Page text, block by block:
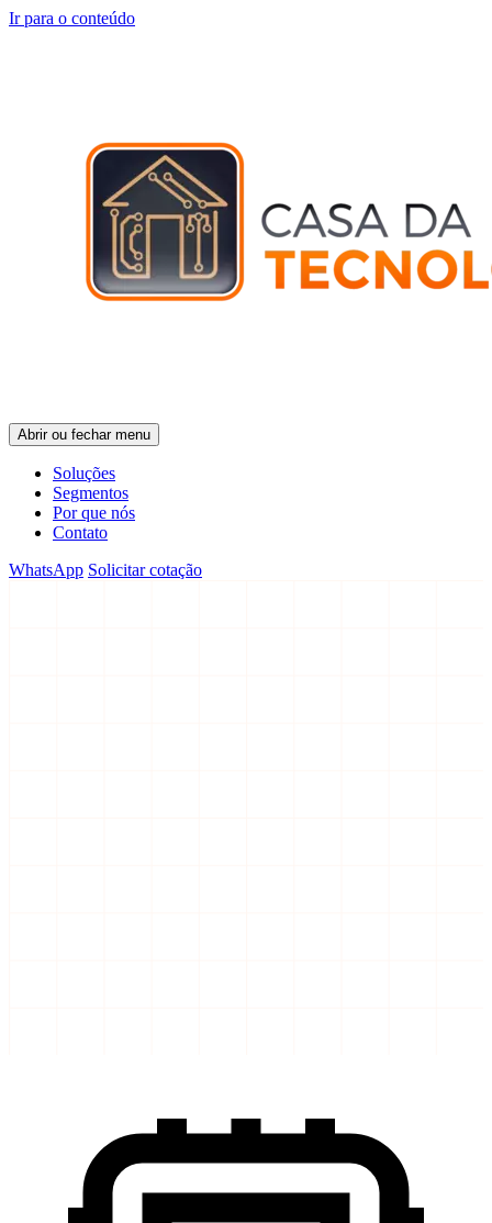
Ir para o conteúdo
Abrir ou fechar menu
Soluções
Segmentos
Por que nós
Contato
WhatsApp Solicitar cotação